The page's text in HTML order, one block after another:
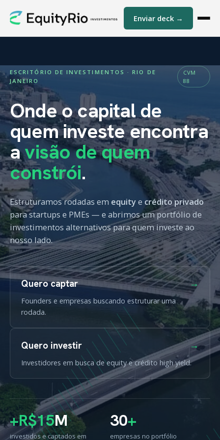
Enviar deck →
ESCRITÓRIO DE INVESTIMENTOS · RIO DE
JANEIRO
CVM
88
Onde o capital de
quem investe encontra
avisão de quem
constrói.
Estruturamos rodadas em equitye crédito privado
para startups e PMEs — e abrimos um portfólio de
investimentos alternativos para quem investe ao
nosso lado.
Quero captar →
Founders e empresas buscando estruturar uma
rodada.
Quero investir →
Investidores em busca de equity e crédito high yield.
+R$15M
investidos e captados em
30+
empresas no portfólio